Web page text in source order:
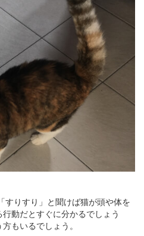
すりすり」と聞けば猫が頭や体を
動だとすぐに分かるでしょう
もいるでしょう。